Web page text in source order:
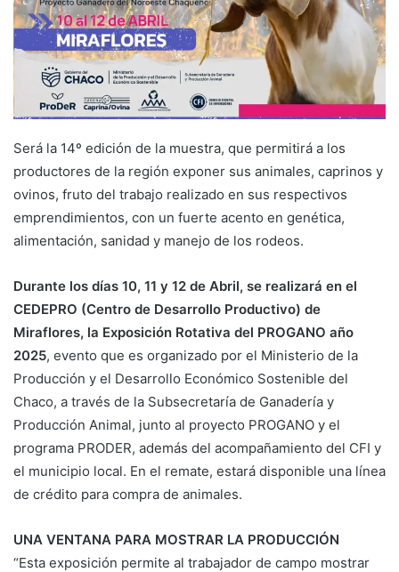
Será la 14º edición de la muestra, que permitirá a los
productores de la región exponer sus animales, caprinos y
ovinos, fruto del trabajo realizado en sus respectivos
emprendimientos, con un fuerte acento en genética,
alimentación, sanidad y manejo de los rodeos.
Durante los días 10, 11 y 12 de Abril, se realizará en el
CEDEPRO (Centro de Desarrollo Productivo) de
Miraflores, la Exposición Rotativa del PROGANO año
2025, evento que es organizado por el Ministerio de la
Producción y el Desarrollo Económico Sostenible del
Chaco, a través de la Subsecretaría de Ganadería y
Producción Animal, junto al proyecto PROGANO y el
programa PRODER, además del acompañamiento del CFI y
el municipio local. En el remate, estará disponible una línea
de crédito para compra de animales.
UNA VENTANA PARA MOSTRAR LA PRODUCCIÓN
“Esta exposición permite al trabajador de campo mostrar